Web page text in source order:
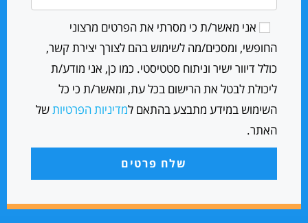
אני מאשר/ת כי מסרתי את הפרטים מרצוני
החופשי, ומסכים/מה לשימוש בהם לצורך יצירת קשר,
כולל דיוור ישיר וניתוח סטטיסטי. כמו כן, אני מודע/ת
ליכולת לבטל את הרישום בכל עת, ומאשר/ת כי כל
השימוש במידע מתבצע בהתאם למדיניות הפרטיותשל
האתר.
שלח פרטים